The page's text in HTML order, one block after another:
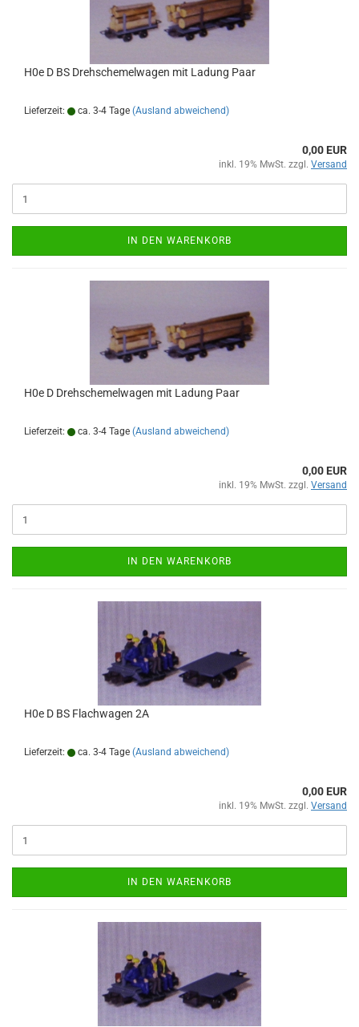
H0e D BS Drehschemelwagen mit Ladung Paar
Lieferzeit: ca. 3-4 Tage (Ausland abweichend)
0,00 EUR
inkl. 19% MwSt. zzgl. Versand
IN DEN WARENKORB
H0e D Drehschemelwagen mit Ladung Paar
Lieferzeit: ca. 3-4 Tage (Ausland abweichend)
0,00 EUR
inkl. 19% MwSt. zzgl. Versand
IN DEN WARENKORB
H0e D BS Flachwagen 2A
Lieferzeit: ca. 3-4 Tage (Ausland abweichend)
0,00 EUR
inkl. 19% MwSt. zzgl. Versand
IN DEN WARENKORB